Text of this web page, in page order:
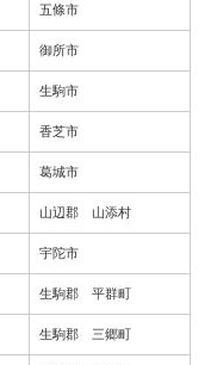
五條市
御所市
生駒市
香芝市
葛城市
山辺郡 山添村
宇陀市
生駒郡 平群町
生駒郡 三郷町